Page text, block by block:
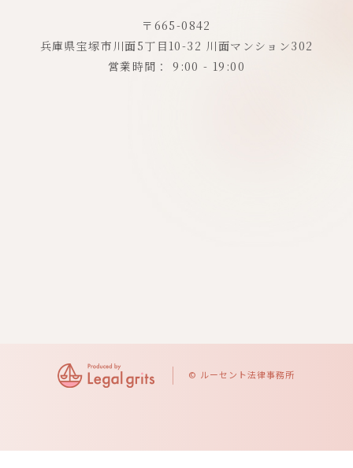
〒665-0842
兵庫県宝塚市川面5丁目10-32 川面マンション302
営業時間： 9:00 - 19:00
© ルーセント法律事務所